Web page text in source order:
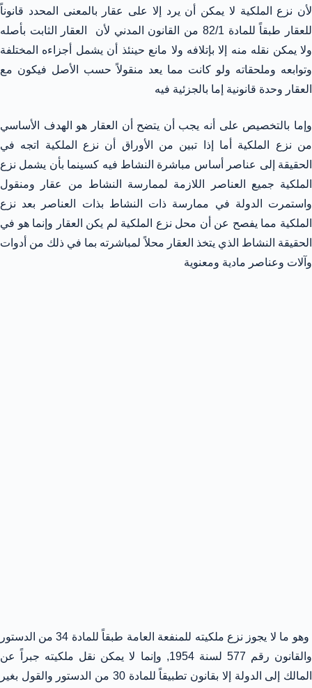
لأن نزع الملكية لا يمكن أن يرد إلا على عقار بالمعنى المحدد قانوناً
للعقار طبقاً للمادة 82/1 من القانون المدني لأن العقار الثابت بأصله
ولا يمكن نقله منه إلا بإتلافه ولا مانع حينئذ أن يشمل أجزاءه المختلفة
وتوابعه وملحقاته ولو كانت مما يعد منقولاً حسب الأصل فيكون مع
العقار وحدة قانونية إما بالجزئية فيه
وإما بالتخصيص على أنه يجب أن يتضح أن العقار هو الهدف الأساسي
من نزع الملكية أما إذا تبين من الأوراق أن نزع الملكية اتجه في
الحقيقة إلى عناصر أساس مباشرة النشاط فيه كسينما بأن يشمل نزع
الملكية جميع العناصر اللازمة لممارسة النشاط من عقار ومنقول
واستمرت الدولة في ممارسة ذات النشاط بذات العناصر بعد نزع
الملكية مما يفصح عن أن محل نزع الملكية لم يكن العقار وإنما هو في
الحقيقة النشاط الذي يتخذ العقار محلاً لمباشرته بما في ذلك من أدوات
وآلات وعناصر مادية ومعنوية
وهو ما لا يجوز نزع ملكيته للمنفعة العامة طبقاً للمادة 34 من الدستور
والقانون رقم 577 لسنة 1954, وإنما لا يمكن نقل ملكيته جبراً عن
المالك إلى الدولة إلا بقانون تطبيقاً للمادة 30 من الدستور والقول بغير